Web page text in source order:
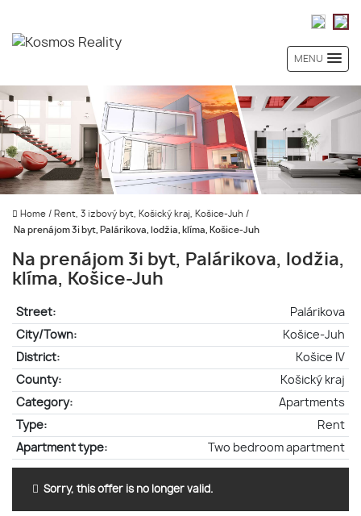
MENU
Home / Rent, 3 izbový byt, Košický kraj, Košice-Juh /
Na prenájom 3i byt, Palárikova, lodžia, klíma, Košice-Juh
Na prenájom 3i byt, Palárikova, lodžia,
klíma, Košice-Juh
Street:
Palárikova
City/Town:
Košice-Juh
District:
Košice IV
County:
Košický kraj
Category:
Apartments
Type:
Rent
Apartment type:
Two bedroom apartment
Sorry, this offer is no longer valid.